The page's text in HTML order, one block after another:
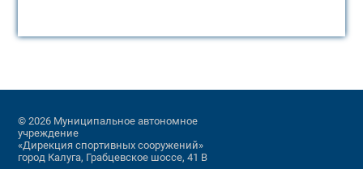
© 2026 Муниципальное автономное
учреждение
«Дирекция спортивных сооружений»
город Калуга, Грабцевское шоссе, 41 В